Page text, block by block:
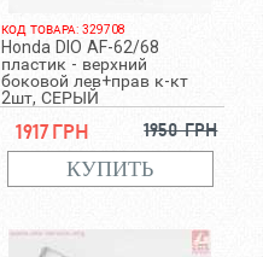
КОД ТОВАРА: 329708
Honda DIO AF-62/68
пластик - верхний
боковой лев+прав к-кт
2шт, СЕРЫЙ
1917 грн 1950 грн